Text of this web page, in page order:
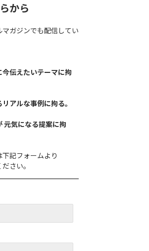
から
ガジンでも配信してい
伝えたいテーマに拘
アルな事例に拘る。
元気になる提案に拘
記フォームより
さい。